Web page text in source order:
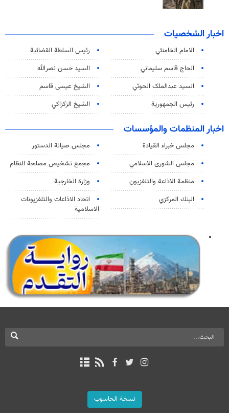
اخبار الشخصيات
الامام الخامنئي
رئیس السلطة القضائیة
الحاج قاسم سليماني
السيد حسن نصرالله
السید عبدالملک الحوثي
الشيخ عيسى قاسم
رئيس الجمهورية
الشيخ الزكزاكي
اخبار المنظمات والمؤسسات
مجلس خبراء القيادة
مجلس صيانة الدستور
مجلس الشورى الاسلامي
مجمع تشخيص مصلحة النظام
منظمة الاذاعة والتلفزیون
وزارة الخارجية
البنك المركزي
اتحاد الاذاعات والتلفزيونات
الاسلامية
نسخة الحاسوب